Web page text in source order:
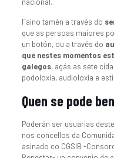
Faino tamén a través do
que as persoas maiores
un botón, ou a través do
que nestes momentos
galegos, agás as sete
podoloxía, audioloxía e
Quen se pode
Poderán ser usuarias
nos concellos da
asinado co CGSIB -